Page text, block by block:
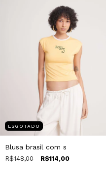
ESGOTADO
Blusa brasil com s
R$148,00 R$114,00